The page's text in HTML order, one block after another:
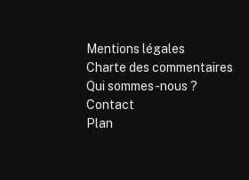
Mentions légales
Charte des commentaires
Qui sommes-nous ?
Contact
Plan